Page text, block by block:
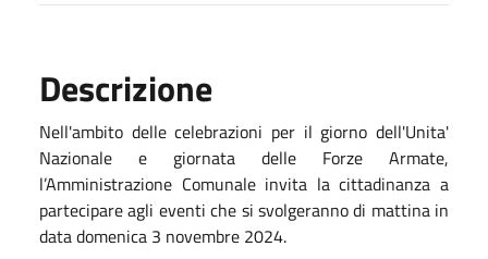
Descrizione
Nell'ambito delle celebrazioni per il giorno dell'Unita'
Nazionale e giornata delle Forze Armate,
l’Amministrazione Comunale invita la cittadinanza a
partecipare agli eventi che si svolgeranno di mattina in
data domenica 3 novembre 2024.